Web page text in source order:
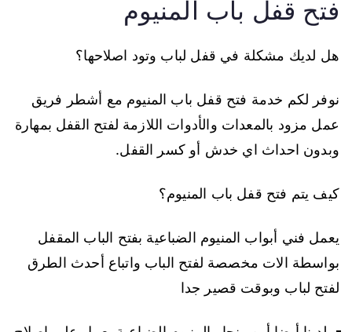
فتح قفل باب المنيوم
هل لديك مشكلة في قفل لباب وتود اصلاحها؟
نوفر لكم خدمة فتح قفل باب المنيوم مع أشطر فريق
عمل مزود بالمعدات والأدوات اللازمة لفتح القفل بمهارة
وبدون احداث اي خدش أو كسر القفل.
كيف يتم فتح قفل باب المنيوم؟
يعمل فني أبواب المنيوم الضباعية بفتح الباب المقفل
بواسطة الات مخصصة لفتح الباب واتباع أحدث الطرق
لفتح لباب وبوقت قصير جدا